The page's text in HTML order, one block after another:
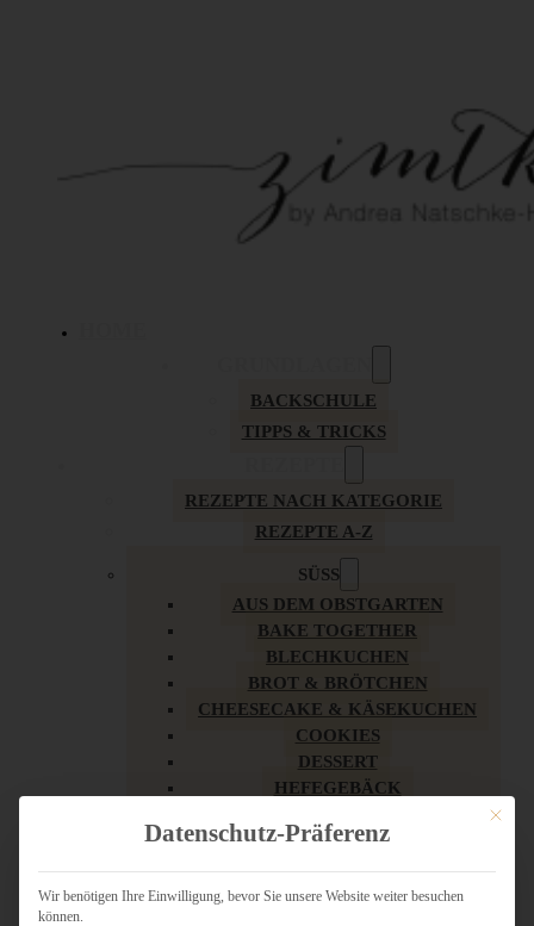
BACKSCHULE
TIPPS & TRICKS
REZEPTE NACH KATEGORIE
REZEPTE A-Z
SÜSS
AUS DEM OBSTGARTEN
BAKE TOGETHER
BLECHKUCHEN
BROT & BRÖTCHEN
CHEESECAKE & KÄSEKUCHEN
COOKIES
DESSERT
HEFEGEBÄCK
KUCHEN
LOW CARB & GESÜNDER
MY AMERICAN BAKERY
Mit
Datenschutz-Präferenz
Wir benötigen Ihre Einwilligung, bevor Sie unsere Website weiter besuchen
können.